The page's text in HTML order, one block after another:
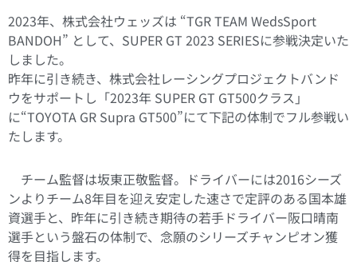
2023年、株式会社ウェッズは “TGR TEAM WedsSport
BANDOH” として、SUPER GT 2023 SERIESに参戦決定いた
しました。
昨年に引き続き、株式会社レーシングプロジェクトバンド
ウをサポートし「2023年 SUPER GT GT500クラス」
に“TOYOTA GR Supra GT500”にて下記の体制でフル参戦い
たします。
チーム監督は坂東正敬監督。ドライバーには2016シーズ
ンよりチーム8年目を迎え安定した速さで定評のある国本雄
資選手と、昨年に引き続き期待の若手ドライバー阪口晴南
選手という盤石の体制で、念願のシリーズチャンピオン獲
得を目指します。